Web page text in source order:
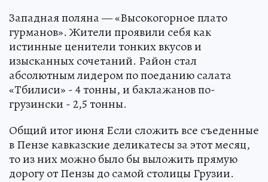
Западная поляна — «Высокогорное плато
гурманов». Жители проявили себя как
истинные ценители тонких вкусов и
изысканных сочетаний. Район стал
абсолютным лидером по поеданию салата
«Тбилиси» - 4 тонны, и баклажанов по-
грузински - 2,5 тонны.
Общий итог июня Если сложить все съеденные
в Пензе кавказские деликатесы за этот месяц,
то из них можно было бы выложить прямую
дорогу от Пензы до самой столицы Грузии.